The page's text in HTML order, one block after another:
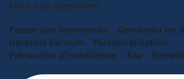
Foire aux questions
Passer une commande
Demander un
Garantie barnum
Personnalisation
Précaution d'installation
Sav